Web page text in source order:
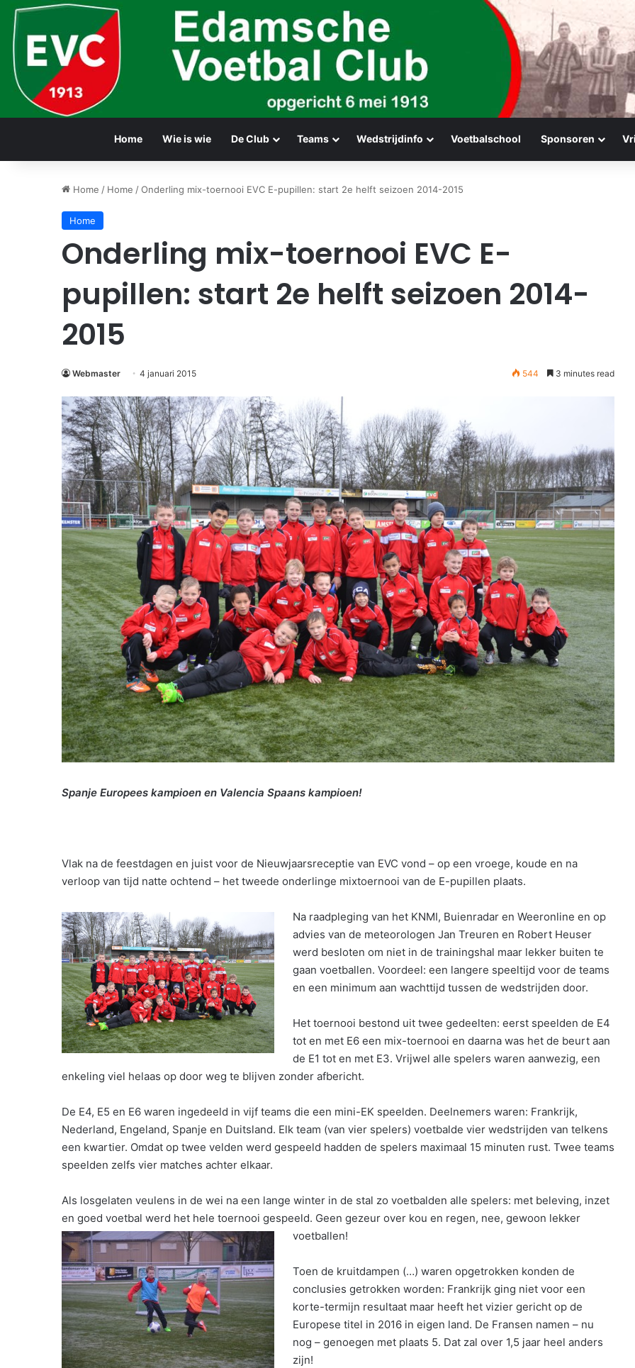
Home Wie is wie De Club Teams Wedstrijdinfo Voetbalschool Sponsoren
Home / Home /Onderling mix-toernooi EVC E-pupillen: start 2e helft seizoen 2014-2015
Home
Onderling mix-toernooi EVC E-
pupillen: start 2e helft seizoen 2014-
2015
Webmaster 4 januari 2015 544 3 minutes read
Spanje Europees kampioen en Valencia Spaans kampioen!
Vlak na de feestdagen en juist voor de Nieuwjaarsreceptie van EVC vond – op een vroege, koude en na
verloop van tijd natte ochtend – het tweede onderlinge mixtoernooi van de E-pupillen plaats.
Na raadpleging van het KNMI, Buienradar en Weeronline en op
advies van de meteorologen Jan Treuren en Robert Heuser
werd besloten om niet in de trainingshal maar lekker buiten te
gaan voetballen. Voordeel: een langere speeltijd voor de teams
en een minimum aan wachttijd tussen de wedstrijden door.
Het toernooi bestond uit twee gedeelten: eerst speelden de E4
tot en met E6 een mix-toernooi en daarna was het de beurt aan
de E1 tot en met E3. Vrijwel alle spelers waren aanwezig, een
enkeling viel helaas op door weg te blijven zonder afbericht.
De E4, E5 en E6 waren ingedeeld in vijf teams die een mini-EK speelden. Deelnemers waren: Frankrijk,
Nederland, Engeland, Spanje en Duitsland. Elk team (van vier spelers) voetbalde vier wedstrijden van telkens
een kwartier. Omdat op twee velden werd gespeeld hadden de spelers maximaal 15 minuten rust. Twee teams
speelden zelfs vier matches achter elkaar.
Als losgelaten veulens in de wei na een lange winter in de stal zo voetbalden alle spelers: met beleving, inzet
en goed voetbal werd het hele toernooi gespeeld. Geen gezeur over kou en regen, nee, gewoon lekker
voetballen!
Toen de kruitdampen (…) waren opgetrokken konden de
conclusies getrokken worden: Frankrijk ging niet voor een
korte-termijn resultaat maar heeft het vizier gericht op de
Europese titel in 2016 in eigen land. De Fransen namen – nu
nog – genoegen met plaats 5. Dat zal over 1,5 jaar heel anders
zijn!